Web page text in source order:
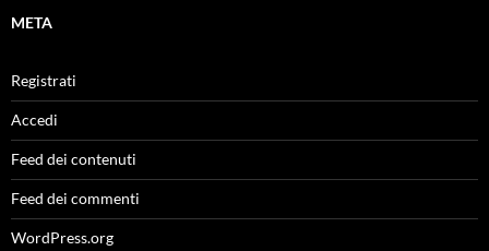
META
Registrati
Accedi
Feed dei contenuti
Feed dei commenti
WordPress.org